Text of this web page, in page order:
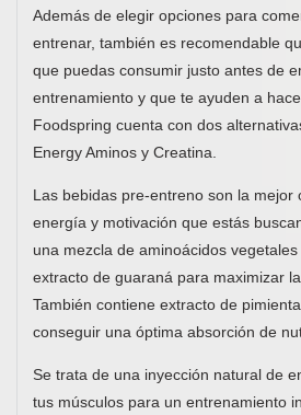
Además de elegir opciones para
entrenar, también es recomendable
que puedas consumir justo antes de
entrenamiento y que te ayuden a
Foodspring cuenta con dos
Energy Aminos y Creatina.
Las bebidas pre-entreno son la mejor
energía y motivación que estás
una mezcla de aminoácidos
extracto de guaraná para maximizar
También contiene extracto de
conseguir una óptima absorción de
Se trata de una inyección natural de
tus músculos para un entrenamiento